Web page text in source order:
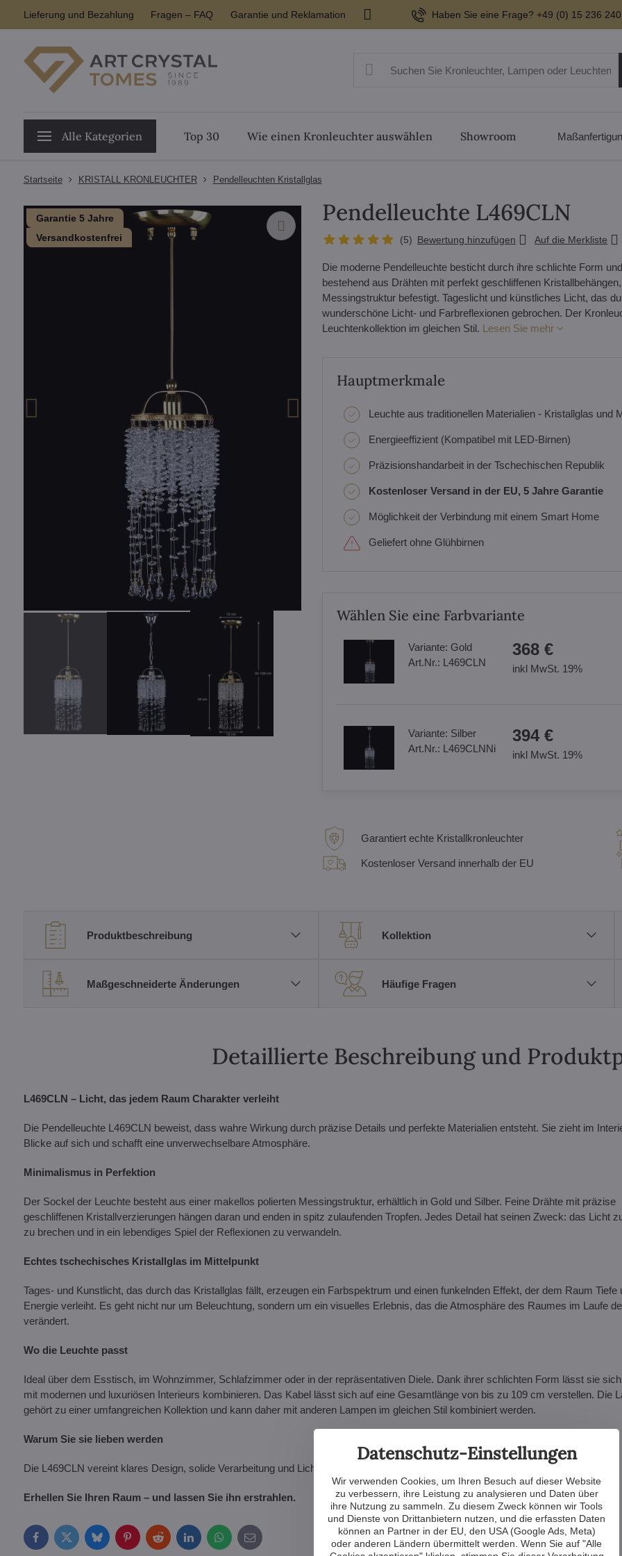
Lieferung und Bezahlung Fragen – FAQ Garantie und Reklamation Haben Sie eine Frage? +49 (0) 15 236
Alle Kategorien Top 30 Wie einen Kronleuchter auswählen Showroom
Startseite KRISTALL KRONLEUCHTER Pendelleuchten Kristallglas
Garantie 5 Jahre
Versandkostenfrei
Pendelleuchte L469CLN
(5) Bewertung hinzufügen Auf die Merkliste
Die moderne Pendelleuchte besticht durch ihre schlichte Form
bestehend aus Drähten mit perfekt geschliffenen
Messingstruktur befestigt. Tageslicht und künstliches Licht, das
wunderschöne Licht- und Farbreflexionen gebrochen. Der
Leuchtenkollektion im gleichen Stil. Lesen Sie mehr
Hauptmerkmale
Leuchte aus traditionellen Materialien - Kristallglas und
Energieeffizient (Kompatibel mit LED-Birnen)
Präzisionshandarbeit in der Tschechischen Republik
Kostenloser Versand in der EU, 5 Jahre Garantie
Möglichkeit der Verbindung mit einem Smart Home
Geliefert ohne Glühbirnen
Wählen Sie eine Farbvariante
Variante: Gold
Art.Nr.: L469CLN
368 €
inkl MwSt. 19%
Variante: Silber
Art.Nr.: L469CLNNi
394 €
inkl MwSt. 19%
Garantiert echte Kristallkronleuchter
Kostenloser Versand innerhalb der EU
Produktbeschreibung Kollektion
Maßgeschneiderte Änderungen Häufige Fragen
Detaillierte Beschreibung und
L469CLN – Licht, das jedem Raum Charakter verleiht
Die Pendelleuchte L469CLN beweist, dass wahre Wirkung durch präzise Details und perfekte Materialien entsteht. Sie zieht im
Blicke auf sich und schafft eine unverwechselbare Atmosphäre.
Minimalismus in Perfektion
Der Sockel der Leuchte besteht aus einer makellos polierten Messingstruktur, erhältlich in Gold und Silber. Feine Drähte mit präzise
geschliffenen Kristallverzierungen hängen daran und enden in spitz zulaufenden Tropfen. Jedes Detail hat seinen Zweck: das Licht
zu brechen und in ein lebendiges Spiel der Reflexionen zu verwandeln.
Echtes tschechisches Kristallglas im Mittelpunkt
Tages- und Kunstlicht, das durch das Kristallglas fällt, erzeugen ein Farbspektrum und einen funkelnden Effekt, der dem Raum Tiefe
Energie verleiht. Es geht nicht nur um Beleuchtung, sondern um ein visuelles Erlebnis, das die Atmosphäre des Raumes im Laufe
verändert.
Wo die Leuchte passt
Ideal über dem Esstisch, im Wohnzimmer, Schlafzimmer oder in der repräsentativen Diele. Dank ihrer schlichten Form lässt sie
mit modernen und luxuriösen Interieurs kombinieren. Das Kabel lässt sich auf eine Gesamtlänge von bis zu 109 cm verstellen. Die
gehört zu einer umfangreichen Kollektion und kann daher mit anderen Lampen im gleichen Stil kombiniert werden.
Warum Sie sie lieben werden
Die L469CLN vereint klares Design, solide Verarbeitung und Licht mit Charakter.
Erhellen Sie Ihren Raum – und lassen Sie ihn erstrahlen.
FacebookTwitterBlueskyPinterestRedditLinkedInWhatsApp
E-
mail
Datenschutz-Einstellungen
Wir verwenden Cookies, um Ihren Besuch auf dieser Website
zu verbessern, ihre Leistung zu analysieren und Daten über
ihre Nutzung zu sammeln. Zu diesem Zweck können wir Tools
und Dienste von Drittanbietern nutzen, und die erfassten Daten
können an Partner in der EU, den USA (Google Ads, Meta)
oder anderen Ländern übermittelt werden. Wenn Sie auf "Alle